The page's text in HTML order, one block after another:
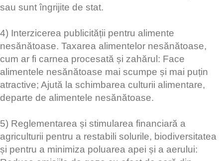
sau sunt îngrijite de stat.
4) Interzicerea publicității pentru alimente
nesănătoase. Taxarea alimentelor nesănătoase,
cum ar fi carnea procesată și zahărul: Face
alimentele nesănătoase mai scumpe și mai puțin
atractive; Ajută la schimbarea culturii alimentare,
departe de alimentele nesănătoase.
5) Reglementarea și stimularea financiară a
agriculturii pentru a restabili solurile, biodiversitatea
și pentru a minimiza poluarea apei și a aerului: